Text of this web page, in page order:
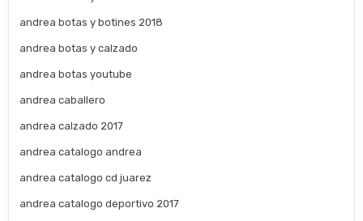
andrea botas y botines 2018
andrea botas y calzado
andrea botas youtube
andrea caballero
andrea calzado 2017
andrea catalogo andrea
andrea catalogo cd juarez
andrea catalogo deportivo 2017